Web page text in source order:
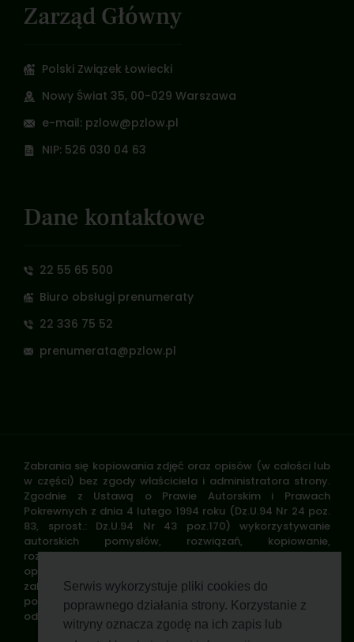
Serwis wykorzystuje pliki cookies do
poprawnego działania strony. Korzystanie z
witryny oznacza zgodę na ich zapis lub
Zarząd Główny
Polski Związek Łowiecki
Nowy Świat 35, 00-029 Warszawa
e-mail: pzlow@pzlow.pl
NIP: 526 030 04 63
Dane kontaktowe
22 55 65 500
Biuro obsługi prenumeraty
22 336 75 52
prenumerata@pzlow.pl
Zabrania się kopiowania zdjęć oraz opisów (w całości lub
w części) bez zgody właściciela i administratora strony.
Zgodnie z Ustawą o Prawie Autorskim i Prawach
Pokrewnych z dnia 4 lutego 1994 roku (Dz.U.94 Nr 24 poz.
83, sprost.: Dz.U.94 Nr 43 poz.170) wykorzystywanie
autorskich pomysłów, rozwiązań, kopiowanie,
rozpowszechnianie zdjęć, fragmentów grafiki, tekstów
opisów w celach zarobkowych, bez zezwolenia autora jest
zabronione i stanowi naruszenie praw autorskich oraz
podlega karze. Znaki towarowe i graficzne są własnością
odpowiednich firm i/lub instytucji.